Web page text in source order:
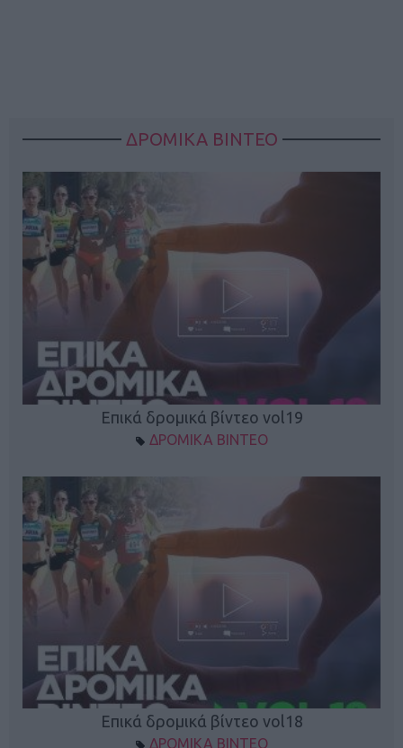
ΔΡΟΜΙΚΑ ΒΙΝΤΕΟ
Επικά δρομικά βίντεο vol19
ΔΡΟΜΙΚΑ ΒΙΝΤΕΟ
Επικά δρομικά βίντεο vol18
ΔΡΟΜΙΚΑ ΒΙΝΤΕΟ